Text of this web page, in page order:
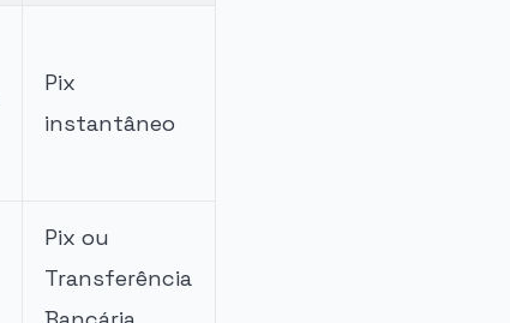
Pix
instantâneo
Pix ou
Transferência